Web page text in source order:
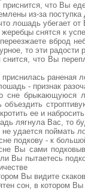
что Вы
из-за
лошадь убегает
жеребцы снятся к
вброд
то эти радости
что Вы
раненая
- признак
сне брыкающуюся
объездить
ее и
лягнула Вас, то
удается поймать
подкову - к
Вы сами
Вы пытаетесь
Вы видите
сон, в котором Вы